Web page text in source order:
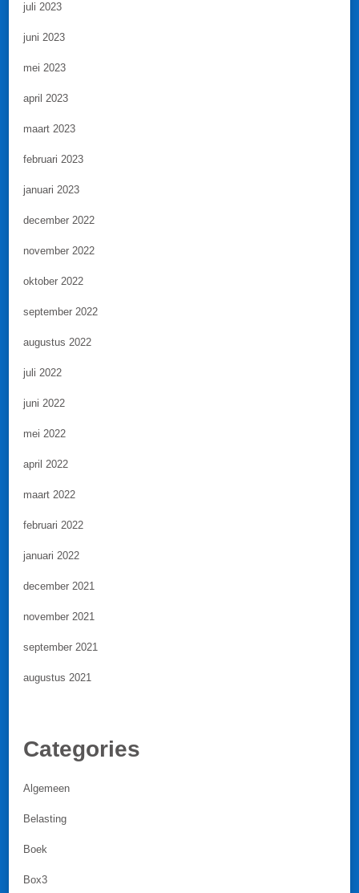
juli 2023
juni 2023
mei 2023
april 2023
maart 2023
februari 2023
januari 2023
december 2022
november 2022
oktober 2022
september 2022
augustus 2022
juli 2022
juni 2022
mei 2022
april 2022
maart 2022
februari 2022
januari 2022
december 2021
november 2021
september 2021
augustus 2021
Categories
Algemeen
Belasting
Boek
Box3